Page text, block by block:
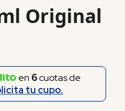
Original
en 6cuotas de
tu cupo.